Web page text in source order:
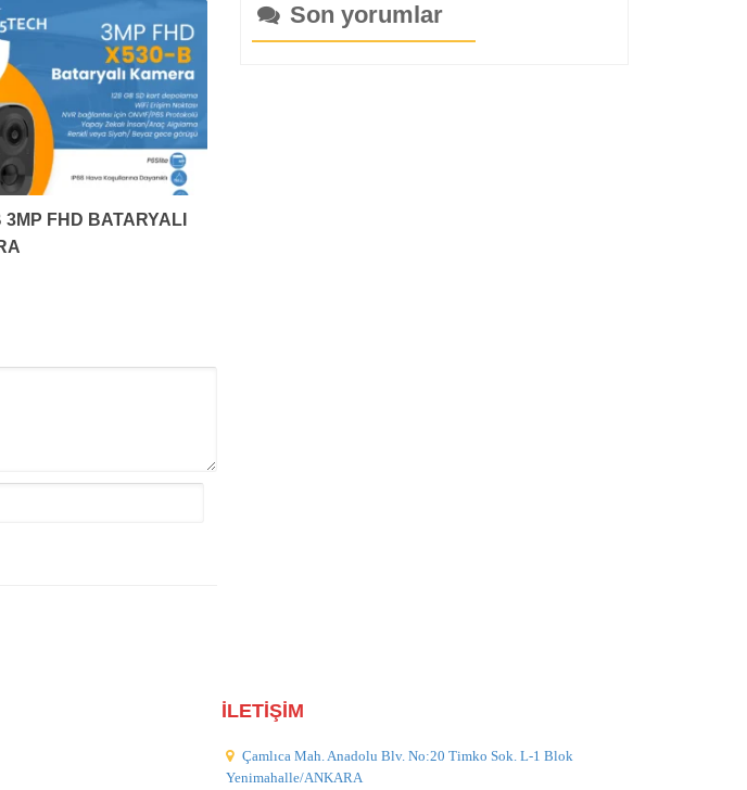
3MP FHD BATARYALI
Son yorumlar
İLETİŞİM
Çamlıca Mah. Anadolu Blv. No:20 Timko Sok. L-1 Blok
Yenimahalle/ANKARA